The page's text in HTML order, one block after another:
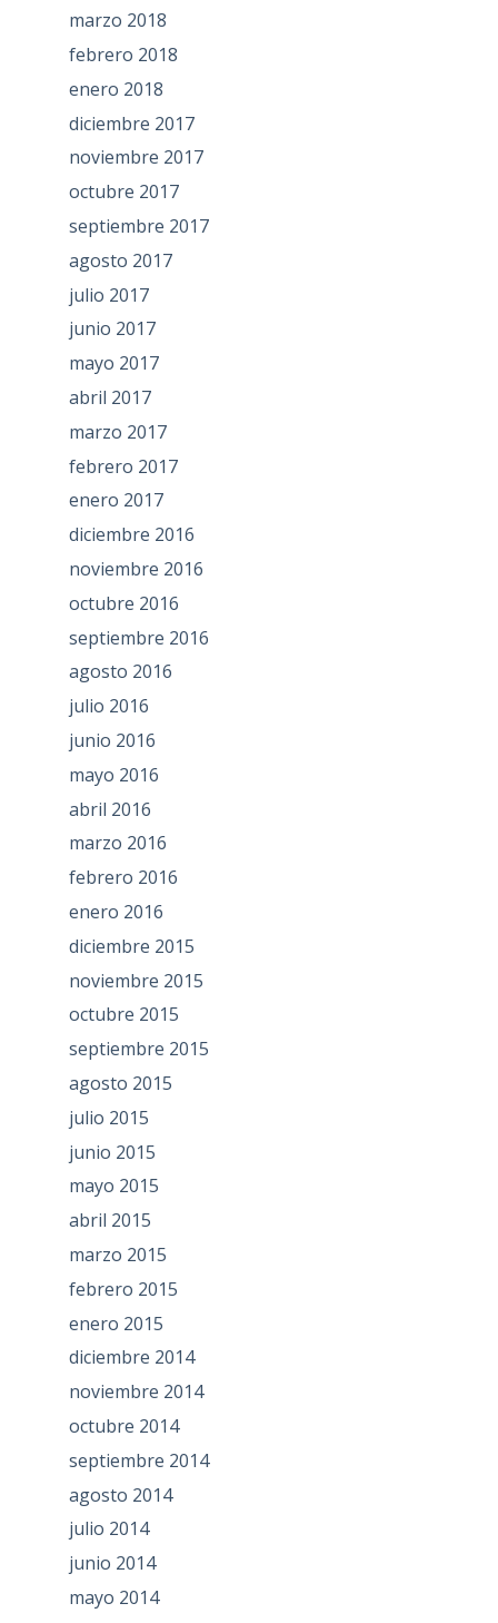
marzo 2018
febrero 2018
enero 2018
diciembre 2017
noviembre 2017
octubre 2017
septiembre 2017
agosto 2017
julio 2017
junio 2017
mayo 2017
abril 2017
marzo 2017
febrero 2017
enero 2017
diciembre 2016
noviembre 2016
octubre 2016
septiembre 2016
agosto 2016
julio 2016
junio 2016
mayo 2016
abril 2016
marzo 2016
febrero 2016
enero 2016
diciembre 2015
noviembre 2015
octubre 2015
septiembre 2015
agosto 2015
julio 2015
junio 2015
mayo 2015
abril 2015
marzo 2015
febrero 2015
enero 2015
diciembre 2014
noviembre 2014
octubre 2014
septiembre 2014
agosto 2014
julio 2014
junio 2014
mayo 2014